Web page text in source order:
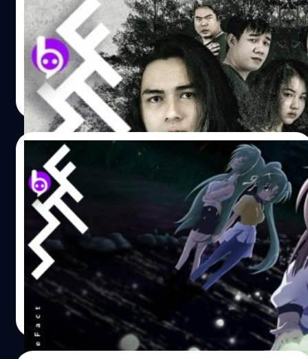
หลังจากที่เคยฝากผลงานไว้กับการทำละครและรายการ
โทรทัศน์มาแล้ว อ.หัตถา ยุวรรณศรี ตัดสินใจสร้างภาพยนตร์
“Who…ปิดป่าหลอน” เป็นเรื่องแรกในชีวิต กำกับโดย กรภัทร์
ทั่งศรี งานนี้คว้า แน็ก-ชาลี ปอทเจส พระเอกหนุ่มมาดเซอร์ผู้
เป็นมิตรกับสรรพสัตว์ และเน็ตไอดอลชื่อดังอีกหลายคน ลุย
ฝนเดินเท้าเข้าป่าลึกจนได้ผลงานสุดระทึก Who...ปิดป่าหลอน
เป็นภาพยนตร์แนวสยองขวัญสืบสวนสอบสวน เนื้อหาจะเน้นให้
เห็นภาพของเรื่องการระวังเรื่องการท้าทายอันตราย ความไม่
ประมาท อย่าไว้ใจใครมากจนเกินไป งานนี้ อ.หัตถา กล่าวว่า
“….เป็นโชคดีของผมที่เรื่องนี้ได้ แน็ก-ชาลี มาแสดง ไม่ต้อง
ห่วงเรื่องบทเลย เขาทำได้ดีมาก...” เรียกได้ว่าน่าจะเป็นที่ถูกอก
ถูกใจสำหรับ แน็ก หนุ่มเซอร์ผู้รักสรรพสัตว์คนนี้ เพราะในเรื่อง
นี้นั้นต้องมีการเดินเท้าเข้าไปถ่ายทำในป่าลึก แถมยังต้อง
ประสบปัญหากับเรื่องฟ้าฝน ที่ท้าทายความสามารถและความ
อดทนของนักแสดงและทีมงานทุกคนจริง ๆ “... ผมประทับใจ
น้องนักแสดงกลุ่มนี้มากจริง ๆ ถามว่าจุดแข็งของหนังเรื่องนี้คือ
อะไร ผมคิดว่าเป็นคุณภาพครับ เพราะเราดูแลการถ่ายทำ
อย่างใส่ใจ ...” “อ.หัตถา” ใส่ใจทุกรายละเอียด การันตี
คุณภาพ “Who...ปิดป่าหลอน” อย่าไว้ใจ...คนใกล้ตัว 16
มกราคม 63 ทุกโรงภาพยนตร์
อลิน ทองประสม| 2527 days ago
Read More
10/08/2019
“แว่วเสียงเรไร” แอนิเมชันสยองขวัญเรื่อง
ใหม่จาก NETFLIX !! (REVIEW)
สวัสดีครับกลับมาเจอกันอีกแล้วหลังจากห่างหายไปนานพอ
สมควรกับการหาการ์ตูนสักเรื่องมาเขียนรีวิวความรู้สึกหลังดู
จบ โดยวันนี้มาในแนวแอนิเมชันสยองขวัญที่เพิ่งลง NETFLIX
ไปได้ไม่นานกับเรื่อง "แว่วเสียงเรไร" แต่ว่าเอาจริงๆ นี่ถือเป็น
การ์ตูนเก่ามาก ตั้งแต่ปี 2006 เลยด้วยซ้ำ ส่วนตัวผมก็เคยผ่าน
การ์ตูนเรื่องนี้มาแล้วแต่เป็นการอ่านในหนังสือ ก็เพิ่งจะมี
โอกาสได้มานั่งดูแอนิเมชันจนจบครั้งแรกนี่แหละ เอาล่ะจะเป็น
ยังไง อย่ามัวเสียเวลาอยู่ตรงนี้เลย เลื่อนลงไปอ่านบทความกัน
นัทธพงศ์ มีแต้ม| 2554 days ago
Read More